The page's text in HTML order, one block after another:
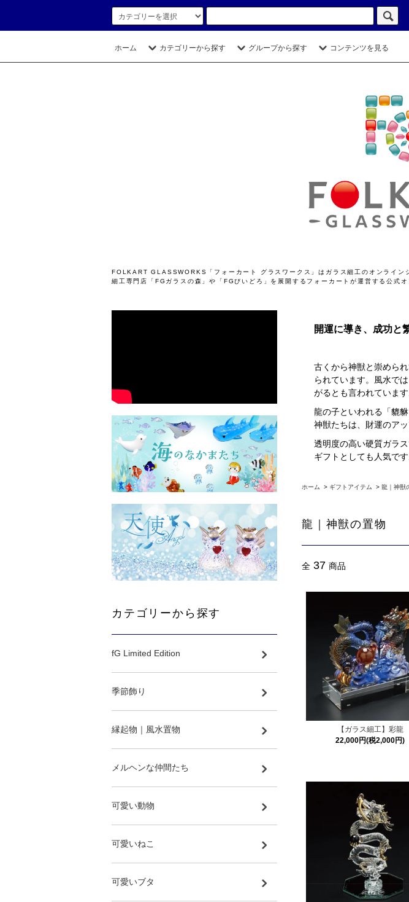
ホーム カテゴリーから探す グループから探す コンテンツを見る
FOLKART GLASSWORKS「フォーカート グラスワークス」はガラス細工のオンライン
細工専門店「FGガラスの森」や「FGびいどろ」を展開するフォーカートが運営する公
開運に導き、成功と
古くから神獣と崇めら
られています。風水で
がるとも言われています
龍の子といわれる「貔
神獣たちは、財運のア
透明度の高い硬質ガラ
ギフトとしても人気です
ホーム > ギフトアイテム > 龍｜神獣
龍｜神獣の置物
全 37 商品
【ガラス細工】彩龍
22,000円(税2,000円)
カテゴリーから探す
fG Limited Edition
季節飾り
縁起物｜風水置物
メルヘンな仲間たち
可愛い動物
可愛いねこ
可愛いブタ